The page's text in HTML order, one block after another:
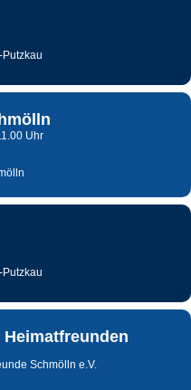
Uhr
Schmölln e.V.